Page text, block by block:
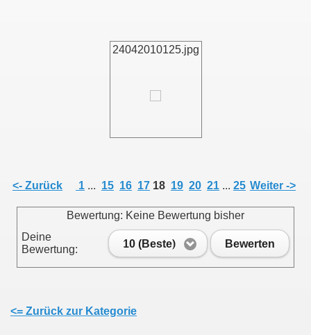
24042010125.jpg
<- Zurück 1 ... 15 16 17 18 19 20 21 ... 25 Weiter ->
Bewertung: Keine Bewertung bisher
Deine
Bewertung:
10 (Beste) Bewerten
<= Zurück zur Kategorie